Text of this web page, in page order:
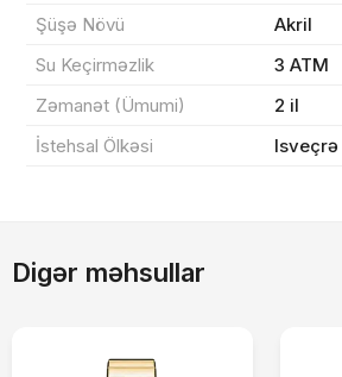
Şüşə Növü
Akril
Su Keçirməzlik
3 ATM
Zəmanət (Ümumi)
2 il
İstehsal Ölkəsi
Isveçrə
Digər məhsullar
Yekun məbləğ
Sifarişi rəsmiləşdir
OK